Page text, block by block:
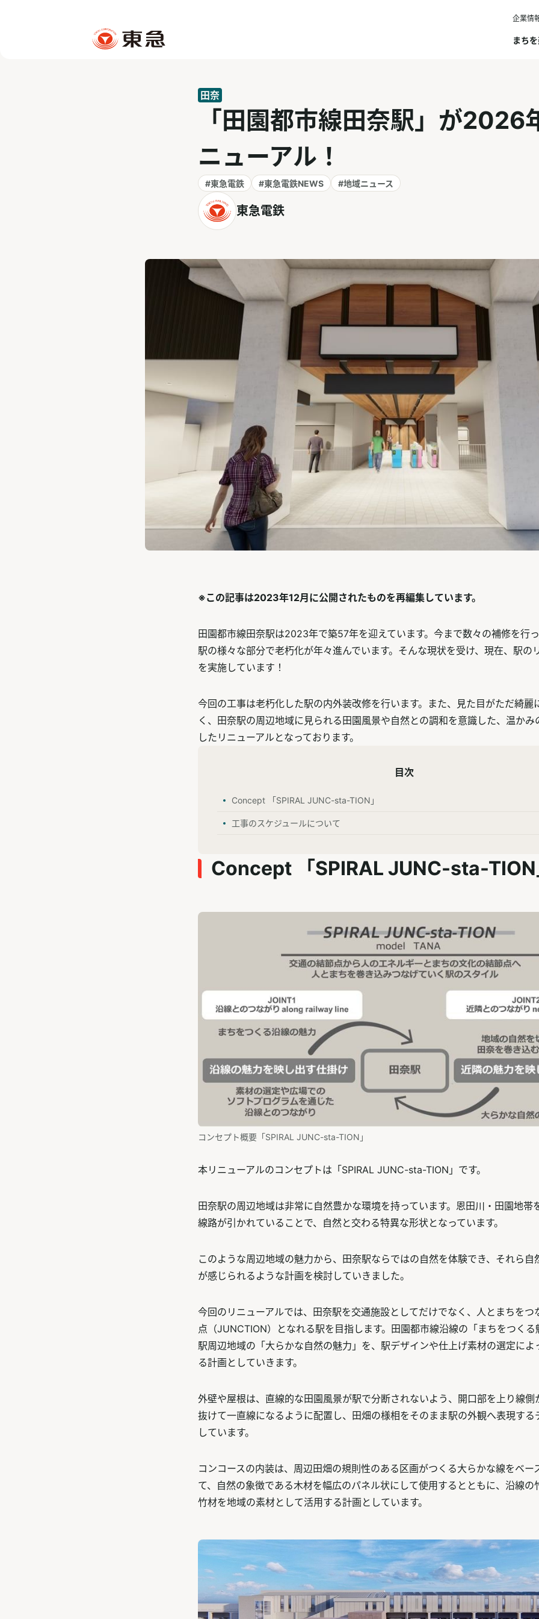
企業情
まち
田奈
「田園都市線田奈駅」が2026
ニューアル！
#東急電鉄 #東急電鉄NEWS #地域ニュース
東急電鉄
※この記事は2023年12月に公開されたものを再編集しています。
田園都市線田奈駅は2023年で築57年を迎えています。今まで数々の補修を行
駅の様々な部分で老朽化が年々進んでいます。そんな現状を受け、現在、駅の
を実施しています！
今回の工事は老朽化した駅の内外装改修を行います。また、見た目がただ綺麗
く、田奈駅の周辺地域に見られる田園風景や自然との調和を意識した、温かみ
したリニューアルとなっております。
目次
Concept 「SPIRAL JUNC-sta-TION」
工事のスケジュールについて
Concept 「SPIRAL JUNC-sta-
コンセプト概要「SPIRAL JUNC-sta-TION」
本リニューアルのコンセプトは「SPIRAL JUNC-sta-TION」です。
田奈駅の周辺地域は非常に自然豊かな環境を持っています。恩田川・田園地帯
線路が引かれていることで、自然と交わる特異な形状となっています。
このような周辺地域の魅力から、田奈駅ならではの自然を体験でき、それら自
が感じられるような計画を検討していきました。
今回のリニューアルでは、田奈駅を交通施設としてだけでなく、人とまちをつ
点（JUNCTION）となれる駅を目指します。田園都市線沿線の「まちをつくる
駅周辺地域の「大らかな自然の魅力」を、駅デザインや仕上げ素材の選定によ
る計画としていきます。
外壁や屋根は、直線的な田園風景が駅で分断されないよう、開口部を上り線側
抜けて一直線になるように配置し、田畑の様相をそのまま駅の外観へ表現する
しています。
コンコースの内装は、周辺田畑の規則性のある区画がつくる大らかな線をベー
て、自然の象徴である木材を幅広のパネル状にして使用するとともに、沿線の
竹材を地域の素材として活用する計画としています。